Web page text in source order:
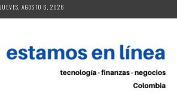
JUEVES, AGOSTO 6, 2026